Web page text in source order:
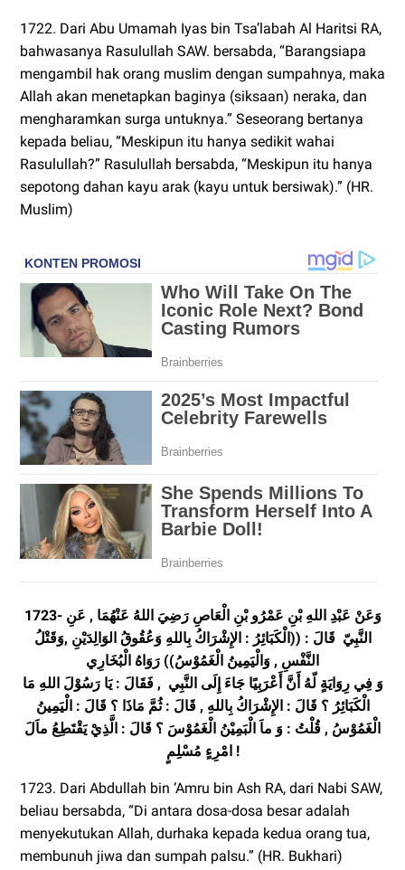
1722. Dari Abu Umamah Iyas bin Tsa’labah Al Haritsi RA,
bahwasanya Rasulullah SAW. bersabda, “Barangsiapa
mengambil hak orang muslim dengan sumpahnya, maka
Allah akan menetapkan baginya (siksaan) neraka, dan
mengharamkan surga untuknya.” Seseorang bertanya
kepada beliau, “Meskipun itu hanya sedikit wahai
Rasulullah?” Rasulullah bersabda, “Meskipun itu hanya
sepotong dahan kayu arak (kayu untuk bersiwak).” (HR.
Muslim)
1723- وَعَنْ عَبْدِ اللهِ بْنِ عَمْرُو بْنِ الْعَاصِ رَضِيَ اللهُ عَنْهُمَا , عَنِ
النَّبِيّ قَالَ : ((الْكَبَائِرُ : الإِشْرَاكُ بِاللهِ وَعُقُوقُ الوَالِدَيْنِ ,وَقَتْلُ
النَّفْسِ , وَالْيَمِينُ الْغَمُوْسُ)) رَوَاهُ الْبُخَارِي
وَ فِي رِوَايَةٍ لّهُ أَنَّ أَعْرَبِيًا جَاءَ إِلَى النَّبِي , فَقَالَ : يَا رَسُوْلَ اللهِ مَا
الْكَبَائِرُ ؟ قَالَ : الإِشْرَاكُ بِاللهِ , قَالَ : ثُمَّ مَاذَا ؟ قَالَ : الْيَمِينُ
الْغَمُوْسُ , قُلْتُ : وَ ماَ الْبَمِيْنُ الْغَمُوْسَ ؟ قَالَ : الَّذِيْ يَقْتَطِعُ ماَلَ
امْرِءٍ مُسْلِمٍ !
1723. Dari Abdullah bin ‘Amru bin Ash RA, dari Nabi SAW,
beliau bersabda, “Di antara dosa-dosa besar adalah
menyekutukan Allah, durhaka kepada kedua orang tua,
membunuh jiwa dan sumpah palsu.” (HR. Bukhari)